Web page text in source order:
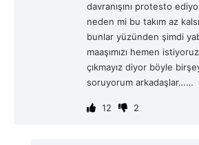
davranışını protesto
neden mi bu takım az
bunlar yüzünden şimdi
maaşımızı hemen
çıkmayız diyor böyle
soruyorum arkadaşlar……
12 2